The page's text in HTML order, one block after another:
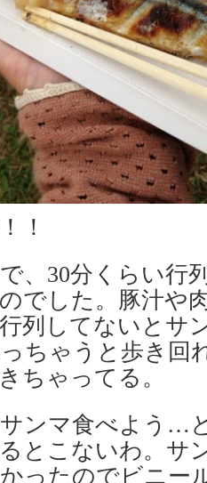
！
、30分くらい行
でした。豚汁や
列してないとサ
ちゃうと歩き回
ちゃってる。
ンマ食べよう…
とこないわ。サ
ったのでビニー